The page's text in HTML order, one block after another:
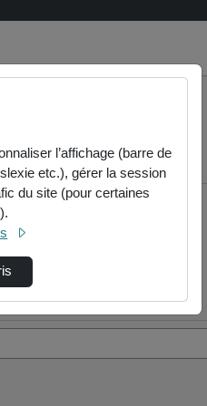
l’affichage (barre de
etc.), gérer la session
du site (pour certaines